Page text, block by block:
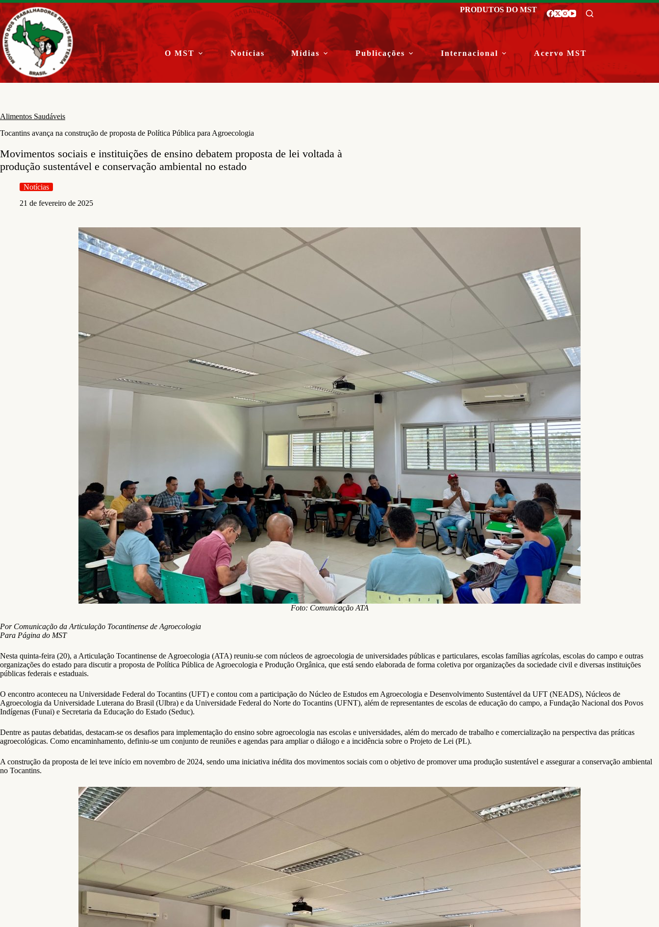
Pular
para
o
conteúdo
PRODUTOS DO MST
O MST Notícias Mídias Publicações Internacional Acervo MST
Alimentos Saudáveis
Tocantins avança na construção de proposta de Política Pública para Agroecologia
Movimentos sociais e instituições de ensino debatem proposta de lei voltada à
produção sustentável e conservação ambiental no estado
Notícias
21 de fevereiro de 2025
Foto: Comunicação ATA
Por Comunicação da Articulação Tocantinense de Agroecologia
Para Página do MST
Nesta quinta-feira (20), a Articulação Tocantinense de Agroecologia (ATA) reuniu-se com núcleos de agroecologia de universidades públicas e particulares, escolas famílias agrícolas, escolas do campo e outras
organizações do estado para discutir a proposta de Política Pública de Agroecologia e Produção Orgânica, que está sendo elaborada de forma coletiva por organizações da sociedade civil e diversas instituições
públicas federais e estaduais.
O encontro aconteceu na Universidade Federal do Tocantins (UFT) e contou com a participação do Núcleo de Estudos em Agroecologia e Desenvolvimento Sustentável da UFT (NEADS), Núcleos de
Agroecologia da Universidade Luterana do Brasil (Ulbra) e da Universidade Federal do Norte do Tocantins (UFNT), além de representantes de escolas de educação do campo, a Fundação Nacional dos Povos
Indígenas (Funai) e Secretaria da Educação do Estado (Seduc).
Dentre as pautas debatidas, destacam-se os desafios para implementação do ensino sobre agroecologia nas escolas e universidades, além do mercado de trabalho e comercialização na perspectiva das práticas
agroecológicas. Como encaminhamento, definiu-se um conjunto de reuniões e agendas para ampliar o diálogo e a incidência sobre o Projeto de Lei (PL).
A construção da proposta de lei teve início em novembro de 2024, sendo uma iniciativa inédita dos movimentos sociais com o objetivo de promover uma produção sustentável e assegurar a conservação ambiental
no Tocantins.